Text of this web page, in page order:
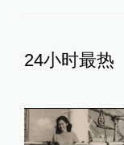
24小时最热